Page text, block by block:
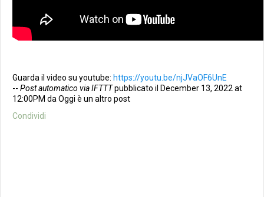
Guarda il video su youtube: https://youtu.be/njJVaOF6UnE
-- Post automatico via IFTTTpubblicato il December 13, 2022 at
12:00PM da Oggi è un altro post
Condividi